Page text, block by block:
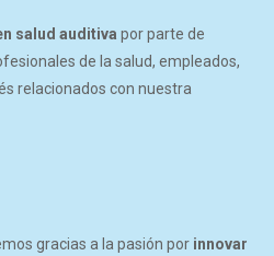
salud auditiva por parte de
de la salud, empleados,
relacionados con nuestra
gracias a la pasión por innovar
los implantes cocleares
21
+34